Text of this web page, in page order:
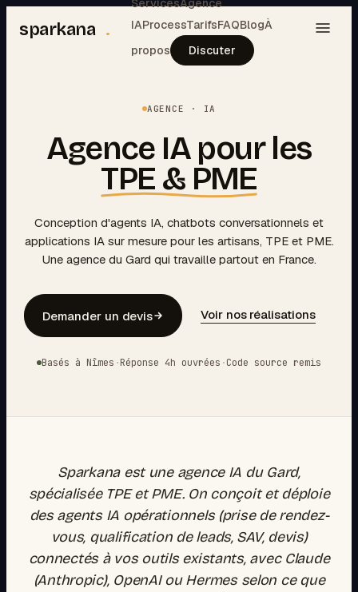
sparkana .
ServicesAgence
IAProcessTarifsFAQBlogÀ
propos
Discuter
AGENCE · IA
Agence IA pour les
TPE & PME
Conception d'agents IA, chatbots conversationnels et
applications IA sur mesure pour les artisans, TPE et PME.
Une agence du Gard qui travaille partout en France.
Demander un devis Voir nos réalisations
Basés à Nîmes ·Réponse 4h ouvrées ·Code source remis
Sparkana est une agence IA du Gard,
spécialisée TPE et PME. On conçoit et déploie
des agents IA opérationnels (prise de rendez-
vous, qualification de leads, SAV, devis)
connectés à vos outils existants, avec Claude
(Anthropic), OpenAI ou Hermes selon ce que